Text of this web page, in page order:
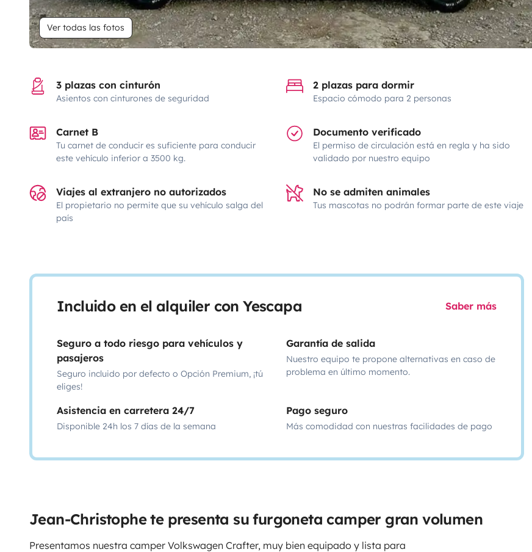
Ver todas las fotos
3 plazas con cinturón
Asientos con cinturones de seguridad
2 plazas para dormir
Espacio cómodo para 2 personas
Carnet B
Tu carnet de conducir es suficiente para conducir
este vehículo inferior a 3500 kg.
Documento verificado
El permiso de circulación está en regla y ha sido
validado por nuestro equipo
Viajes al extranjero no autorizados
El propietario no permite que su vehículo salga del
país
No se admiten animales
Tus mascotas no podrán formar parte de este viaje
Incluido en el alquiler con Yescapa Saber más
Seguro a todo riesgo para vehículos y
pasajeros
Seguro incluido por defecto o Opción Premium, ¡tú
eliges!
Garantía de salida
Nuestro equipo te propone alternativas en caso de
problema en último momento.
Asistencia en carretera 24/7
Disponible 24h los 7 días de la semana
Pago seguro
Más comodidad con nuestras facilidades de pago
Jean-Christophe te presenta su furgoneta camper gran volumen
Presentamos nuestra camper Volkswagen Crafter, muy bien equipado y lista para